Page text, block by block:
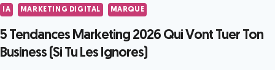
IA MARKETING DIGITAL MARQUE
5 Tendances Marketing 2026 Qui Vont Tuer Ton
Business (Si Tu Les Ignores)